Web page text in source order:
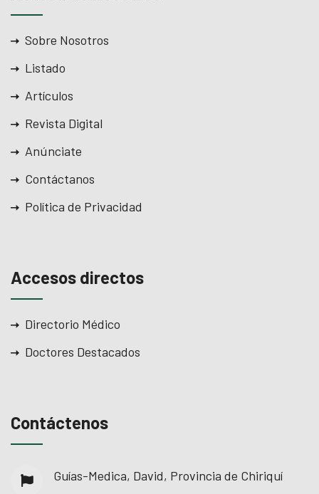
Sobre Nosotros
Listado
Artículos
Revista Digital
Anúnciate
Contáctanos
Política de Privacidad
Accesos directos
Directorio Médico
Doctores Destacados
Contáctenos
Guías-Medica, David, Provincia de Chiriquí